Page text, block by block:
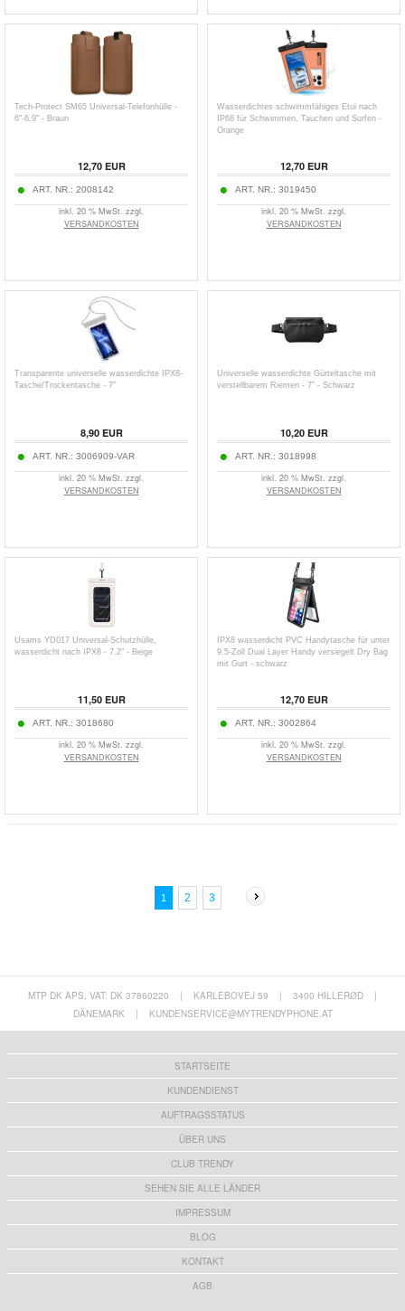
Tech-Protect SM65 Universal-Telefonhülle -
6"-6.9" - Braun
12,70EUR
ART. NR.: 2008142
inkl. 20 % MwSt. zzgl.
VERSANDKOSTEN
Wasserdichtes schwimmfähiges Etui nach
IP68 für Schwimmen, Tauchen und Surfen -
Orange
12,70EUR
ART. NR.: 3019450
inkl. 20 % MwSt. zzgl.
VERSANDKOSTEN
Transparente universelle wasserdichte IPX8-
Tasche/Trockentasche - 7"
8,90EUR
ART. NR.: 3006909-VAR
inkl. 20 % MwSt. zzgl.
VERSANDKOSTEN
Universelle wasserdichte Gürteltasche mit
verstellbarem Riemen - 7" - Schwarz
10,20EUR
ART. NR.: 3018998
inkl. 20 % MwSt. zzgl.
VERSANDKOSTEN
Usams YD017 Universal-Schutzhülle,
wasserdicht nach IPX8 - 7.2" - Beige
11,50EUR
ART. NR.: 3018680
inkl. 20 % MwSt. zzgl.
VERSANDKOSTEN
IPX8 wasserdicht PVC Handytasche für unter
9,5-Zoll Dual Layer Handy versiegelt Dry Bag
mit Gurt - schwarz
12,70EUR
ART. NR.: 3002864
inkl. 20 % MwSt. zzgl.
VERSANDKOSTEN
1 2 3
MTP DK APS, VAT: DK 37860220 | KARLEBOVEJ 59 | 3400 HILLERØD
|
DÄNEMARK
| KUNDENSERVICE@MYTRENDYPHONE.AT
STARTSEITE
KUNDENDIENST
AUFTRAGSSTATUS
ÜBER UNS
CLUB TRENDY
SEHEN SIE ALLE LÄNDER
IMPRESSUM
BLOG
KONTAKT
AGB